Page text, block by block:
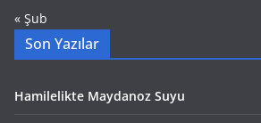
« Şub
Son Yazılar
Hamilelikte Maydanoz Suyu